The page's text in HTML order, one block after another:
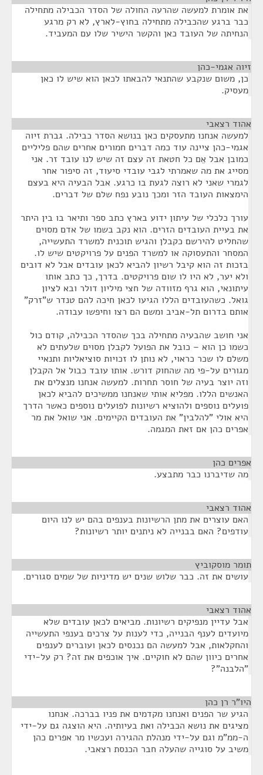
את אומרת למעשה שהרעה החולה של הסדר הכבילה מתחילה
כבר ברגע שהכבילה מתחילה בחוץ-לארץ, לא רק מרגע
הנחיתה של העובד כאן והקשר הישיר שלו עם המעביד.
זיוה אגמי-כהן
כן, משום שנקבע שהתנאי להבאתו לכאן הוא שיש לו כאן
מעסיק.
אהוד רצאבי
למעשה אנחנו מתעסקים כאן בנושא הסדר כבילה. גברת זיוה
אגמי-כהן ציינה עוד כמה דברים חמורים אחרים שהם פליליים
כמובן אבל אֵם כל חטאת זה עצם זה שיש לנו עובד זר. אני
מסייג את מה שאמרתי לגבי עובדי סיעוד, זה סיפור אחר
לגמרי שאני לא רוצה לגעת בו כרגע. אבל הבעיה היא בעצם
הימצאות העובד הזר ומכך נובע נפח שלם של דברים.
עורך כלכלי של עיתון ידוע בארץ כתב ספר ותיאר בו בין היתר
את בעיית העובדים הזרים. הוא נקב בשמו של אדם מסוים
שהחליט להירשם כקבלן והגיש תוכנית למשרד התעשייה,
המסחר והתעסוקה או למשרד הפנים על פרויקטים שיש לו.
בזכות זה הוא קיבל רשיון להביא לכאן עובדים אבל לא דובים
ולא יער, לא היו לו שום פרויקטים. בדרך, כך כתב אותו
עיתונאי, הוא גרף מזוודה של חצי מיליון דולר ובא לציון
גואל. כשהעובדים הללו הגיעו לכאן חיכה להם טנדר ש"זרק"
אותם בדרום תל-אביב ומשם הם רצו וחיפשו עבודה.
אני חושב שהבעיה מתחילה בכך שהסדר הכבילה, קודם כול
כשמו כן הוא – כובל את הפועל לקבלן מסוים שלעתים לא
משלם לו שכר כראוי, לא נותן לו זכויות סוציאליות ותנאיי
מגורים על-פי מה שהחוק דורש. אותו עובד כבול אל הקבלן
וזה יוצר בעיה של חוסר תחרות. למעשה אנחנו מנצלים את
האנשים הללו. מפליא אותי שאנחנו ממשיכים להביא לכאן
פועלים נוספים ולהוציא רשיונות לפועלים נוספים כאשר הדרך
היא אולי "להלבין" את העובדים הקיימים. אני שואל את מר
אפרים כהן אם זאת המגמה.
אפרים כהן
מה שדיברנו כבר מתבצע.
אהוד רצאבי
האם עוצרים את מתן הרשיונות בענפים בהם יש לנו היום
עודפים? האם בבנייה לא ניתנים יותר רשיונות?
תומר מוסקוביץ
עושים את זה. כבר שלוש שנים יש מדיניות של שמים סגורים.
אהוד רצאבי
אבל עדיין מנפיקים רשיונות. מביאים לכאן עובדים שלא
מיועדים לענף הבנייה, כדי לענות על צרכים בענפי התעשייה
והחקלאות, אבל למעשה הם נכנסים לכאן ועוברים לענפים
אחרים כיוון שהם לא חוקיים. איך אוכפים את זה? רק על-ידי
"הלבנה"?
היו"ר רן כהן
הגיע שר הפנים ואנחנו מקדמים את פניו בברכה. אנחנו
מציגים את נושא הכבילה ואת בעיותיה. היא הוצגה גם על-ידי
ה-ממ"מ וגם על-ידי מנהלת ההגירה ועכשיו מר אפרים כהן
משיב על סוגייה שהעלה חבר הכנסת רצאבי.